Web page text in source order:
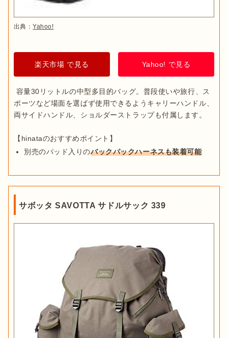
出典：Yahoo!
楽天市場 で見る Yahoo! で見る
ポーツなど場面を選ばず使用できるようキャリーハンドル、
両サイドハンドル、ショルダーストラップも付属します。
別売のパッド入りのバックパックハーネスも装着可能
サボッタ SAVOTTA サドルサック 339